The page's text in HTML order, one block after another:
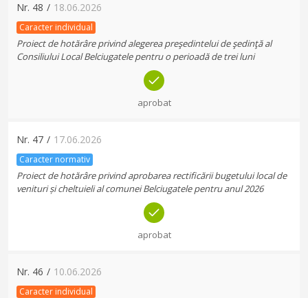
Nr. 48 / 18.06.2026
Caracter individual
Proiect de hotărâre privind alegerea preşedintelui de şedinţă al
Consiliului Local Belciugatele pentru o perioadă de trei luni
aprobat
Nr. 47 / 17.06.2026
Caracter normativ
Proiect de hotărâre privind aprobarea rectificării bugetului local de
venituri și cheltuieli al comunei Belciugatele pentru anul 2026
aprobat
Nr. 46 / 10.06.2026
Caracter individual